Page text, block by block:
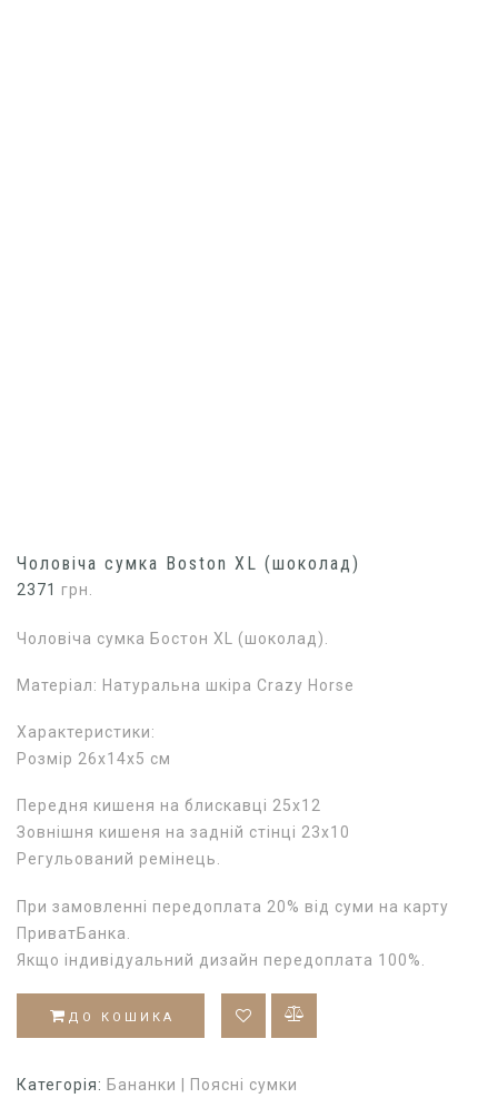
Чоловіча сумка Boston XL (шоколад)
2371 грн.
Чоловіча сумка Бостон XL (шоколад).
Матеріал: Натуральна шкіра Crazy Horse
Характеристики:
Розмір 26х14х5 см
Передня кишеня на блискавці 25х12
Зовнішня кишеня на задній стінці 23х10
Регульований ремінець.
При замовленні передоплата 20% від суми на карту
ПриватБанка.
Якщо індивідуальний дизайн передоплата 100%.
ДО КОШИКА
Категорія: Бананки | Поясні сумки